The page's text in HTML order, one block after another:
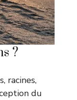
?
racines,
du